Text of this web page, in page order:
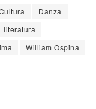
Danza
literatura
William Ospina